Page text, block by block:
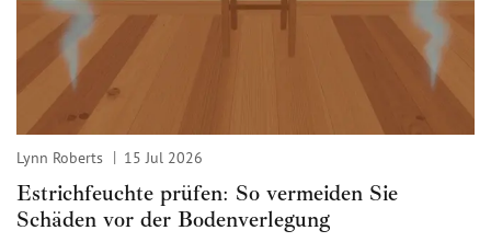
Lynn Roberts 15 Jul 2026
Estrichfeuchte prüfen: So vermeiden Sie
Schäden vor der Bodenverlegung